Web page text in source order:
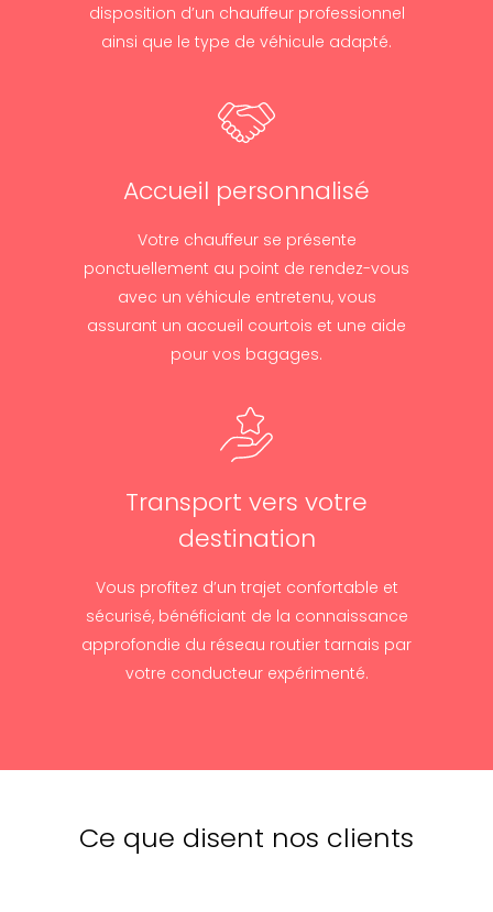
disposition d’un chauffeur professionnel
ainsi que le type de véhicule adapté.
Accueil personnalisé
Votre chauffeur se présente
ponctuellement au point de rendez-vous
avec un véhicule entretenu, vous
assurant un accueil courtois et une aide
pour vos bagages.
Transport vers votre
destination
Vous profitez d’un trajet confortable et
sécurisé, bénéficiant de la connaissance
approfondie du réseau routier tarnais par
votre conducteur expérimenté.
Ce que disent nos clients